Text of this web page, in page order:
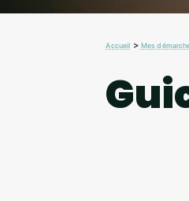
Accueil > Mes